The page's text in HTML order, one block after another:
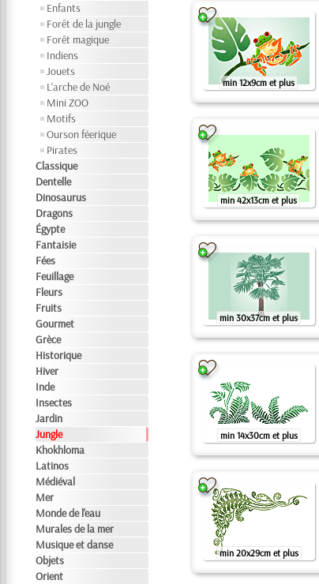
Enfants
Forêt de la jungle
Forêt magique
Indiens
Jouets
L'arche de Noé
Mini ZOO
Motifs
Ourson féerique
Pirates
Classique
Dentelle
Dinosaurus
Dragons
Égypte
Fantaisie
Fées
Feuillage
Fleurs
Fruits
Gourmet
Grèce
Historique
Hiver
Inde
Insectes
Jardin
Jungle
Khokhloma
Latinos
Médiéval
Mer
Monde de l'eau
Murales de la mer
Musique et danse
Objets
Orient
min 12x9cm et plus
min 42x13cm et plus
min 30x37cm et plus
min 14x30cm et plus
min 20x29cm et plus